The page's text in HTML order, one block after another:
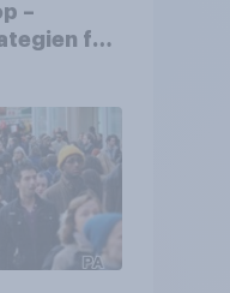
–
für